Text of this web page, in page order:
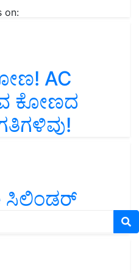
on:
AC
ಕೋಣದ
ಸಿಲಿಂಡರ್‌